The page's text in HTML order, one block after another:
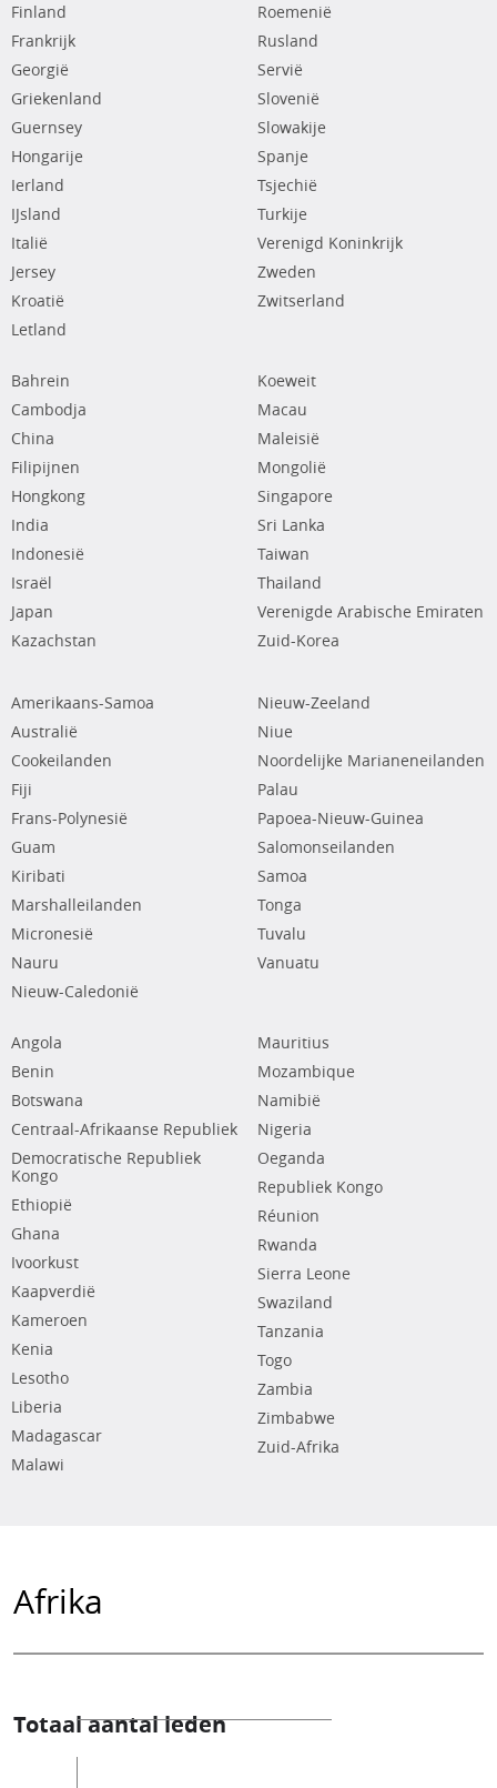
Finland
Frankrijk
Georgië
Griekenland
Guernsey
Hongarije
Ierland
IJsland
Italië
Jersey
Kroatië
Letland
Roemenië
Rusland
Servië
Slovenië
Slowakije
Spanje
Tsjechië
Turkije
Verenigd Koninkrijk
Zweden
Zwitserland
Bahrein
Cambodja
China
Filipijnen
Hongkong
India
Indonesië
Israël
Japan
Kazachstan
Koeweit
Macau
Maleisië
Mongolië
Singapore
Sri Lanka
Taiwan
Thailand
Verenigde Arabische Emiraten
Zuid-Korea
Amerikaans-Samoa
Australië
Cookeilanden
Fiji
Frans-Polynesië
Guam
Kiribati
Marshalleilanden
Micronesië
Nauru
Nieuw-Caledonië
Nieuw-Zeeland
Niue
Noordelijke Marianeneilanden
Palau
Papoea-Nieuw-Guinea
Salomonseilanden
Samoa
Tonga
Tuvalu
Vanuatu
Angola
Benin
Botswana
Centraal-Afrikaanse Republiek
Democratische Republiek
Kongo
Ethiopië
Ghana
Ivoorkust
Kaapverdië
Kameroen
Kenia
Lesotho
Liberia
Madagascar
Malawi
Mauritius
Mozambique
Namibië
Nigeria
Oeganda
Republiek Kongo
Réunion
Rwanda
Sierra Leone
Swaziland
Tanzania
Togo
Zambia
Zimbabwe
Zuid-Afrika
Afrika
Totaal aantal leden